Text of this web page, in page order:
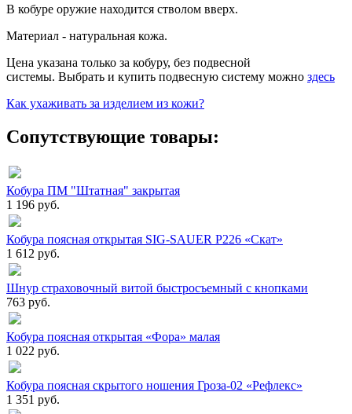
В кобуре оружие находится стволом вверх.
Материал - натуральная кожа.
Цена указана только за кобуру, без подвесной
системы. Выбрать и купить подвесную систему можно здесь
Как ухаживать за изделием из кожи?
Сопутствующие товары:
Кобура ПМ "Штатная" закрытая
1 196 руб.
Кобура поясная открытая SIG-SAUER P226 «Скат»
1 612 руб.
Шнур страховочный витой быстросъемный с кнопками
763 руб.
Кобура поясная открытая «Фора» малая
1 022 руб.
Кобура поясная скрытого ношения Гроза-02 «Рефлекс»
1 351 руб.